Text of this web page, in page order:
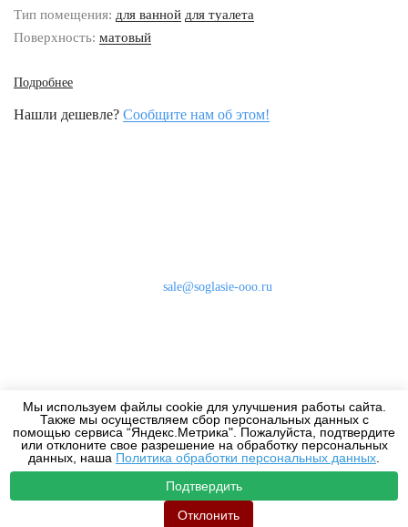
Тип помещения: для ванной для туалета
Поверхность: матовый
Подробнее
Нашли дешевле? Сообщите нам об этом!
Мы используем файлы cookie для улучшения работы сайта.
Также мы осуществляем сбор персональных данных с
помощью сервиса “Яндекс.Метрика". Пожалуйста, подтвердите
или отклоните свое разрешение на обработку персональных
данных, наша Политика обработки персональных данных
Подтвердить
Отклонить
sale@soglasie-ooo.ru
Дизайнерам
2010-2026 - Все права защищены.